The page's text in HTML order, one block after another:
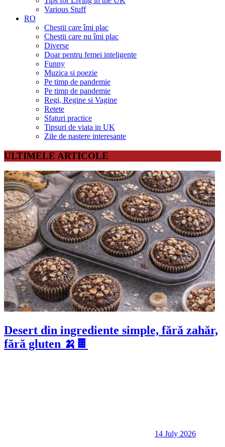
Various Stuff
RO
Chestii care îmi plac
Chestii care nu îmi plac
Diverse
Doar pentru femei inteligente
Funny
Muzica si poezie
Pe timp de pandemie
Pe timp de pandemie
Regi, Regine si Vagine
Retete
Sfaturi practice
Tipsuri de viata in UK
Zile de nastere interesante
ULTIMELE ARTICOLE
Desert din ingrediente simple, fără zahăr,
fără gluten 🍌🍫
14 July 2026